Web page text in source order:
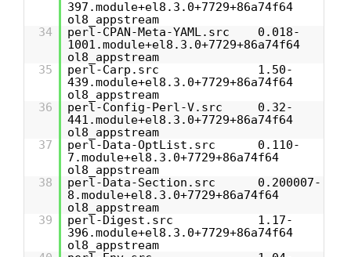
397.module+el8.3.0+7729+86a74f64
ol8_appstream
34
perl-CPAN-Meta-YAML.src 0.018-
1001.module+el8.3.0+7729+86a74f64
ol8_appstream
35
perl-Carp.src 1.50-
439.module+el8.3.0+7729+86a74f64
ol8_appstream
36
perl-Config-Perl-V.src 0.32-
441.module+el8.3.0+7729+86a74f64
ol8_appstream
37
perl-Data-OptList.src 0.110-
7.module+el8.3.0+7729+86a74f64
ol8_appstream
38
perl-Data-Section.src 0.200007-
8.module+el8.3.0+7729+86a74f64
ol8_appstream
39
perl-Digest.src 1.17-
396.module+el8.3.0+7729+86a74f64
ol8_appstream